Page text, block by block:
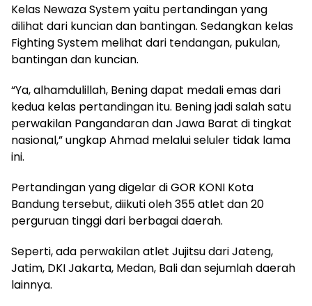
Kelas Newaza System yaitu pertandingan yang
dilihat dari kuncian dan bantingan. Sedangkan kelas
Fighting System melihat dari tendangan, pukulan,
bantingan dan kuncian.
“Ya, alhamdulillah, Bening dapat medali emas dari
kedua kelas pertandingan itu. Bening jadi salah satu
perwakilan Pangandaran dan Jawa Barat di tingkat
nasional,” ungkap Ahmad melalui seluler tidak lama
ini.
Pertandingan yang digelar di GOR KONI Kota
Bandung tersebut, diikuti oleh 355 atlet dan 20
perguruan tinggi dari berbagai daerah.
Seperti, ada perwakilan atlet Jujitsu dari Jateng,
Jatim, DKI Jakarta, Medan, Bali dan sejumlah daerah
lainnya.